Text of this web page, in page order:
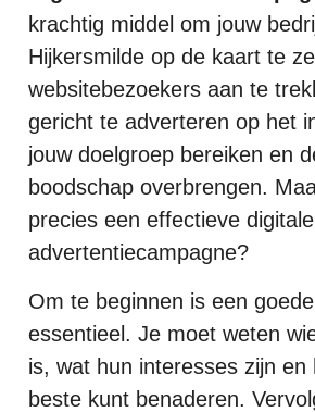
krachtig middel om jouw
Hijkersmilde op de kaart te
websitebezoekers aan te
gericht te adverteren op het
jouw doelgroep bereiken en
boodschap overbrengen.
precies een effectieve digitale
advertentiecampagne?
Om te beginnen is een
essentieel. Je moet weten
is, wat hun interesses zijn en
beste kunt benaderen.